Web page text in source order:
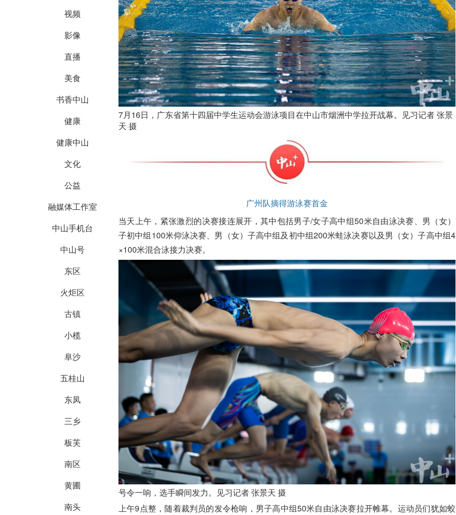
视频
影像
直播
美食
书香中山
健康
健康中山
文化
公益
融媒体工作室
中山手机台
中山号
东区
火炬区
古镇
小榄
阜沙
五桂山
东凤
三乡
板芙
南区
黄圃
南头
7月16日，广东省第十四届中学生运动会游泳项目在中山市烟洲中学拉开战幕。见习记者 张景
天 摄
广州队摘得游泳赛首金
当天上午，紧张激烈的决赛接连展开，其中包括男子/女子高中组50米自由泳决赛、男（女）
子初中组100米仰泳决赛、男（女）子高中组及初中组200米蛙泳决赛以及男（女）子高中组4
×100米混合泳接力决赛。
号令一响，选手瞬间发力。见习记者 张景天 摄
上午9点整，随着裁判员的发令枪响，男子高中组50米自由泳决赛拉开帷幕。运动员们犹如蛟